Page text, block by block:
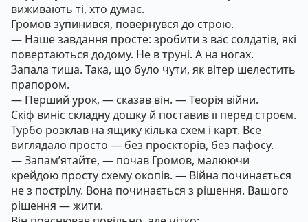
виживають ті, хто думає.
Громов зупинився, повернувся до строю.
— Наше завдання просте: зробити з вас солдатів, які
повертаються додому. Не в труні. А на ногах.
Запала тиша. Така, що було чути, як вітер шелестить
прапором.
— Перший урок, — сказав він. — Теорія війни.
Скіф виніс складну дошку й поставив її перед строєм.
Турбо розклав на ящику кілька схем і карт. Все
виглядало просто — без проєкторів, без пафосу.
— Запам’ятайте, — почав Громов, малюючи
крейдою просту схему окопів. — Війна починається
не з пострілу. Вона починається з рішення. Вашого
рішення — жити.